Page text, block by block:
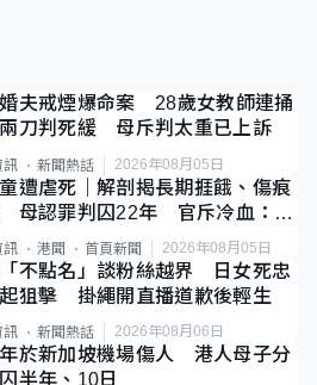
夫戒煙爆命案 28歲女教師連捅
刀判死緩 母斥判太重已上訴
訊 新聞熱話 2026年08月05日
遭虐死｜解剖揭長期捱餓、傷痕
母認罪判囚22年 官斥冷血：同
惡劣
訊 港聞 首頁新聞 2026年08月05日
不點名」談粉絲越界 日女死忠
狙擊 掛繩開直播道歉後輕生
訊 新聞熱話 2026年08月06日
於新加坡機場傷人 港人母子分
半年、10日